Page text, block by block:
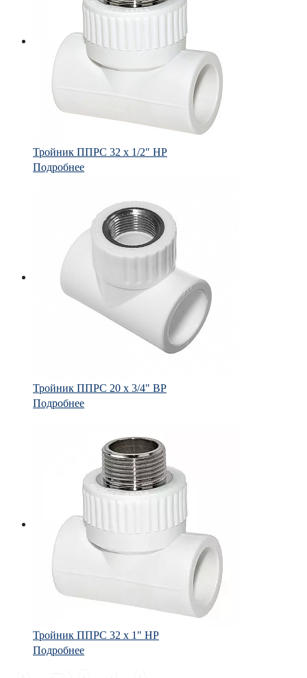
Тройник ППРС 32 х 1/2" НР
Подробнее
Тройник ППРС 20 х 3/4" ВР
Подробнее
Тройник ППРС 32 х 1" НР
Подробнее